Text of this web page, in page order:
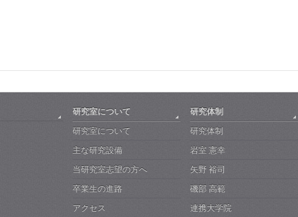
研究室について
研究室について
主な研究設備
当研究室志望の方へ
卒業生の進路
アクセス
研究体制
研究体制
岩室 憲幸
矢野 裕司
磯部 高範
連携大学院